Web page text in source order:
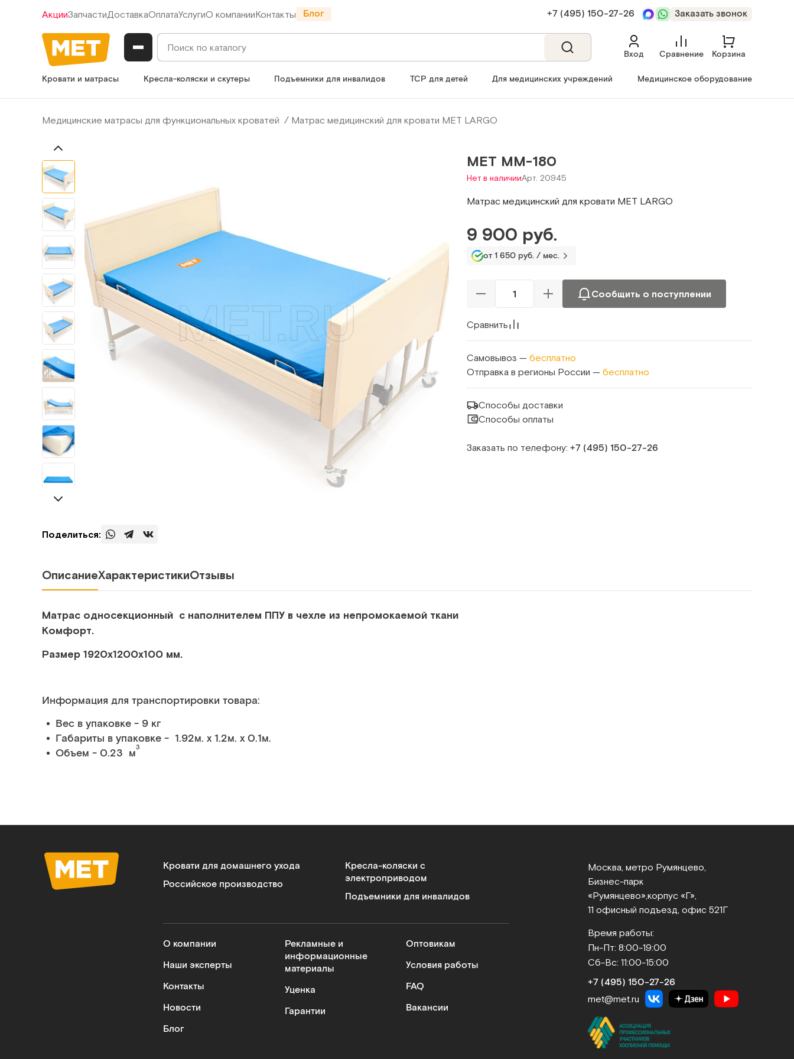
АкцииЗапчастиДоставкаОплатаУслугиО компанииКонтакты Блог +7 (495) 150‑27‑26 Заказать звонок
Вход Сравнение Корзина
Кровати и матрасы Кресла-коляски и скутеры Подъемники для инвалидов ТСР для детей Для медицинских учреждений Медицинское оборудование
Медицинские матрасы для функциональных кроватей Матрас медицинский для кровати MET LARGO
Поделиться:
МЕТ ММ-180
Нет в наличииАрт. 20945
Матрас медицинский для кровати MET LARGO
9 900 руб.
от 1 650 руб. / мес.
Сообщить о поступлении
Сравнить
Самовывоз — бесплатно
Отправка в регионы России — бесплатно
Способы доставки
Способы оплаты
Заказать по телефону: +7 (495) 150‑27‑26
ОписаниеХарактеристикиОтзывы
Матрас односекционный с наполнителем ППУ в чехле из непромокаемой ткани
Комфорт.
Размер 1920х1200х100 мм.
Информация для транспортировки товара:
Вес в упаковке - 9 кг
Габариты в упаковке - 1.92м. x 1.2м. x 0.1м.
Объем - 0.23 м3
Кровати для домашнего ухода
Российское производство
Кресла-коляски с
электроприводом
Подъемники для инвалидов
О компании
Наши эксперты
Контакты
Новости
Блог
Рекламные и
информационные
материалы
Уценка
Гарантии
Оптовикам
Условия работы
FAQ
Вакансии
Москва, метро Румянцево,
Бизнес‑парк
«Румянцево», корпус «Г»,
11 офисный подъезд, офис 521Г
Время работы:
Пн-Пт: 8:00-19:00
Сб-Вс: 11:00-15:00
+7 (495) 150‑27‑26
met@met.ru